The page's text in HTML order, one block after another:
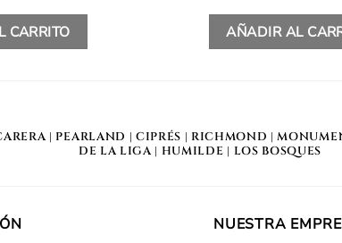
CARRITO AÑADIR AL
| PEARLAND | CIPRÉS | RICHMOND |
DE LA LIGA | HUMILDE | LOS BOSQUES
NUESTRA